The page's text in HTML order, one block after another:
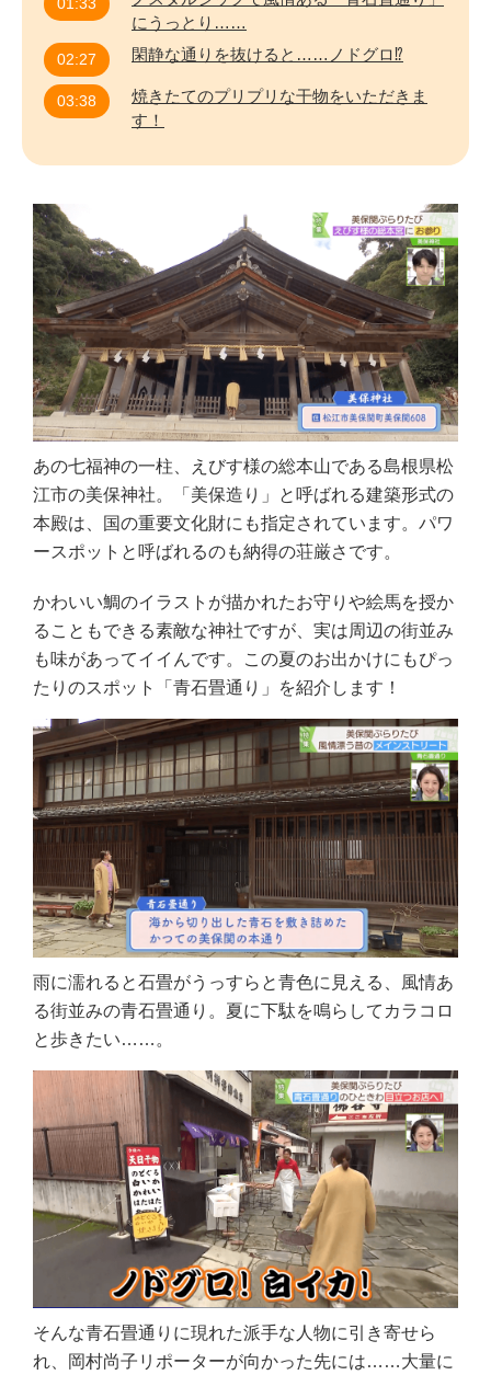
にうっとり……
02:27 閑静な通りを抜けると……ノドグロ⁉️
03:38
焼きたてのプリプリな干物をいただきま
す！️
あの七福神の一柱、えびす様の総本山である島根県松
江市の美保神社。「美保造り」と呼ばれる建築形式の
本殿は、国の重要文化財にも指定されています。パワ
ースポットと呼ばれるのも納得の荘厳さです。
かわいい鯛のイラストが描かれたお守りや絵馬を授か
ることもできる素敵な神社ですが、実は周辺の街並み
も味があってイイんです。この夏のお出かけにもぴっ
たりのスポット「青石畳通り」を紹介します！
雨に濡れると石畳がうっすらと青色に見える、風情あ
る街並みの青石畳通り。夏に下駄を鳴らしてカラコロ
と歩きたい……。
そんな青石畳通りに現れた派手な人物に引き寄せら
れ️、岡村尚子リポーターが向かった先には……大量に